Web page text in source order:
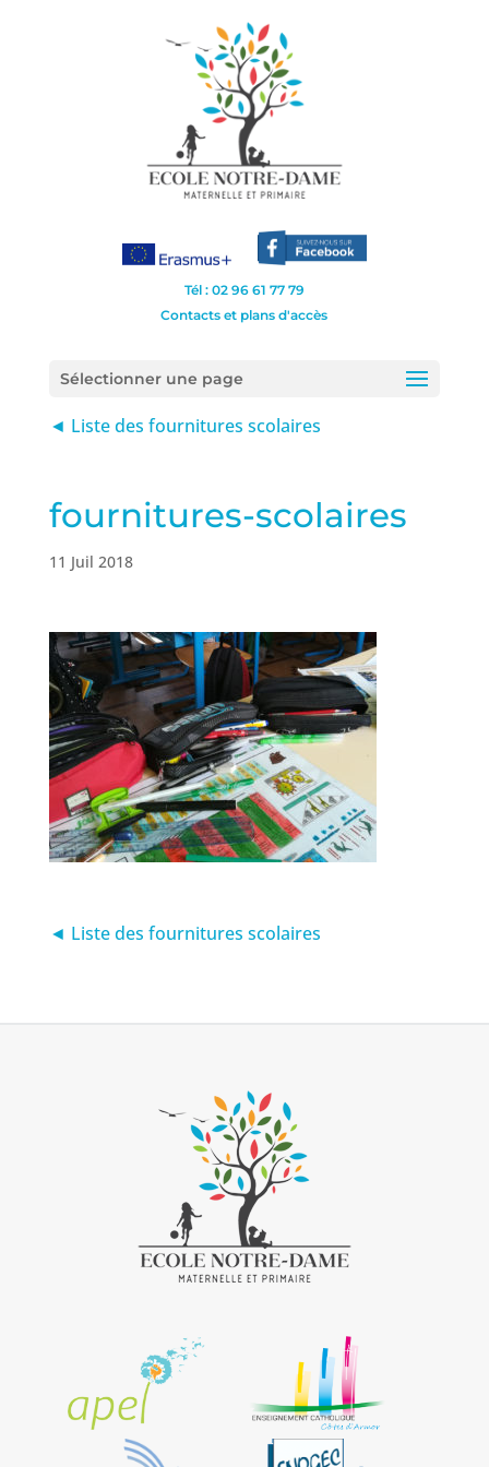
Tél : 02 96 61 77 79
Contacts et plans d'accès
Sélectionner une page
◄ Liste des fournitures scolaires
fournitures-scolaires
11 Juil 2018
◄ Liste des fournitures scolaires